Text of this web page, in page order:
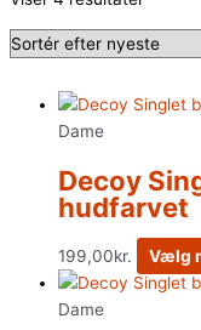
Dame
Decoy
hudfarvet
199,00kr. Vælg
Dame